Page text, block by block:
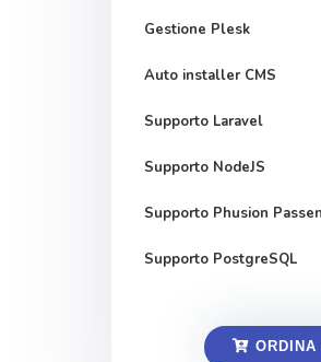
Gestione Plesk
Auto installer CMS
Supporto Laravel
Supporto NodeJS
Supporto Phusion
Supporto PostgreSQL